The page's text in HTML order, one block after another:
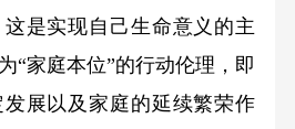
是实现自己生命意义的主
“家庭本位”的行动伦理，即
展以及家庭的延续繁荣作